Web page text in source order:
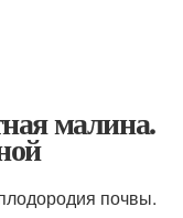
малина.
почвы.